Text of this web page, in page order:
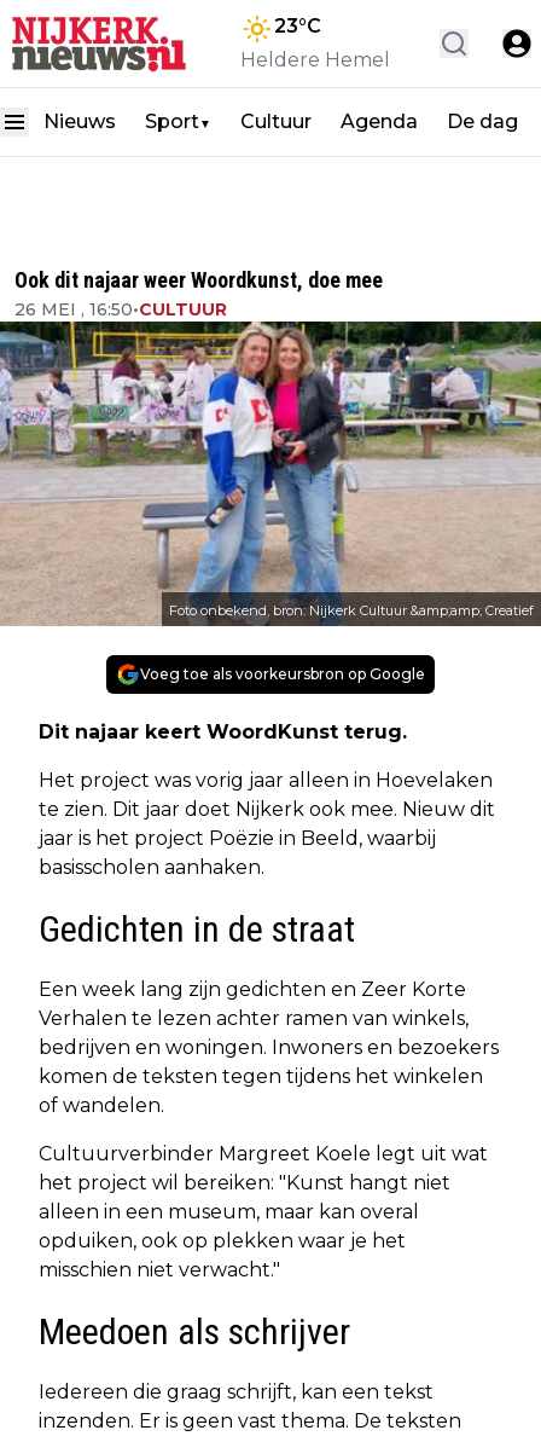
23°C
Heldere Hemel
Nieuws Sport▼ Cultuur Agenda De dag
Ook dit najaar weer Woordkunst, doe mee
26 MEI , 16:50•CULTUUR
Foto onbekend, bron: Nijkerk Cultuur &amp;amp; Creatief
Voeg toe als voorkeursbron op Google
Dit najaar keert WoordKunst terug.
Het project was vorig jaar alleen in Hoevelaken
te zien. Dit jaar doet Nijkerk ook mee. Nieuw dit
jaar is het project Poëzie in Beeld, waarbij
basisscholen aanhaken.
Gedichten in de straat
Een week lang zijn gedichten en Zeer Korte
Verhalen te lezen achter ramen van winkels,
bedrijven en woningen. Inwoners en bezoekers
komen de teksten tegen tijdens het winkelen
of wandelen.
Cultuurverbinder Margreet Koele legt uit wat
het project wil bereiken: "Kunst hangt niet
alleen in een museum, maar kan overal
opduiken, ook op plekken waar je het
misschien niet verwacht."
Meedoen als schrijver
Iedereen die graag schrijft, kan een tekst
inzenden. Er is geen vast thema. De teksten